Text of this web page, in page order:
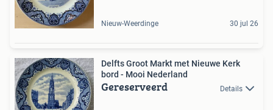
Nieuw-Weerdinge 30 jul 26
Delfts Groot Markt met Nieuwe Kerk
bord - Mooi Nederland
Gereserveerd Details